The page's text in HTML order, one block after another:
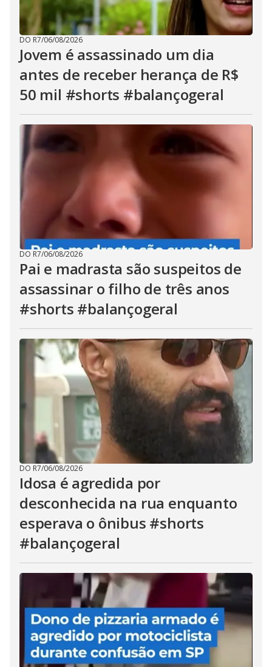
DO R7/06/08/2026
Jovem é assassinado um dia
antes de receber herança de R$
50 mil #shorts #balançogeral
DO R7/06/08/2026
Pai e madrasta são suspeitos de
assassinar o filho de três anos
#shorts #balançogeral
DO R7/06/08/2026
Idosa é agredida por
desconhecida na rua enquanto
esperava o ônibus #shorts
#balançogeral